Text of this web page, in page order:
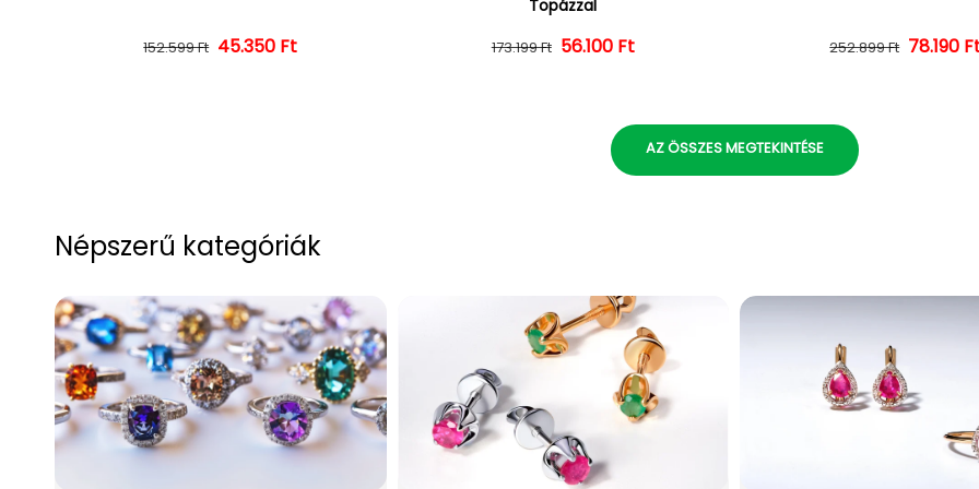
Normál ár
152.599 Ft Kedvezményes ár
45.350 Ft
Topázzal
Normál ár
173.199 Ft Kedvezményes ár
56.100 Ft Normál
252.899 Ft 78.190
AZ ÖSSZES MEGTEKINTÉSE
Népszerű kategóriák